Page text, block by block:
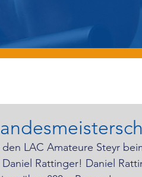
LAC Amateure Steyr
Rattinger! Daniel